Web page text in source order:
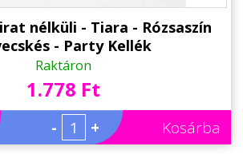
nélküli - Tiara - Rózsaszín
- Party Kellék
Raktáron
1.778 Ft
- + Kosárba